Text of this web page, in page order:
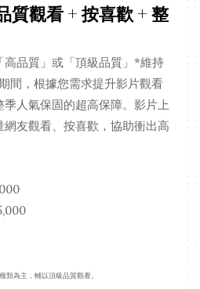
質觀看 + 按喜歡 + 整
高品質」或「頂級品質」*維持
間，根據您需求提升影片觀看
人氣保固的超高保障。影片上
友觀看、按喜歡，協助衝出高
類為主，輔以頂級品質觀看。